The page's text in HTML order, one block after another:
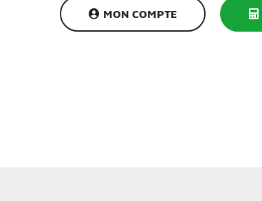
MON COMPTE